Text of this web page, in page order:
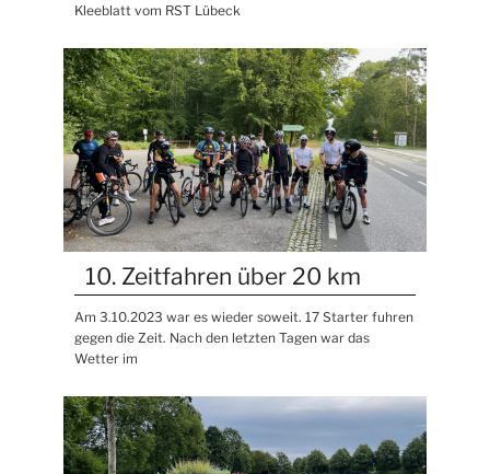
Kleeblatt vom RST Lübeck
10. Zeitfahren über 20 km
Am 3.10.2023 war es wieder soweit. 17 Starter fuhren
gegen die Zeit. Nach den letzten Tagen war das
Wetter im